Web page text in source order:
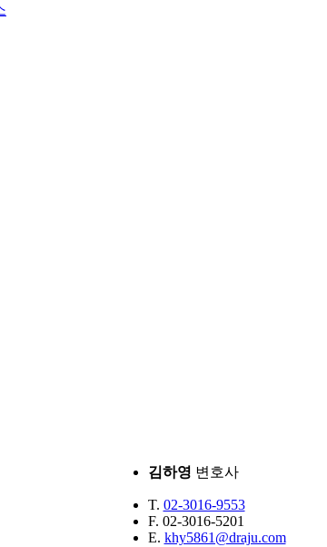
김하영 변호사
T. 02-3016-9553
F. 02-3016-5201
E. khy5861@draju.com